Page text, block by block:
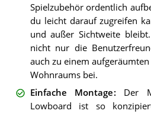
Spielzubehör ordentlich
du leicht darauf zugreifen
und außer Sichtweite
nicht nur die
auch zu einem
Wohnraums bei.
Einfache Montage: Der
Lowboard ist so